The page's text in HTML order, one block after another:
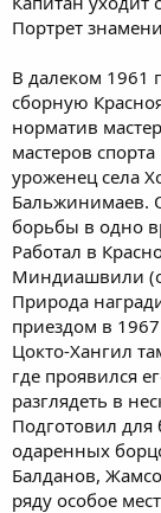
Удачи!
Портрет
В далеком 1961
сборную
норматив
мастеров
уроженец села
Бальжинимаев.
борьбы в одно
Работал в
Миндиашвили
Природа
приездом в
Цокто-Хангил
где проявился
разглядеть в
Подготовил для
одаренных
Балданов,
ряду особое